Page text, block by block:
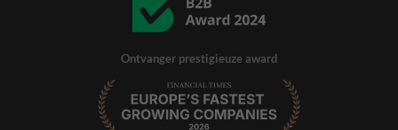
Ontvanger prestigieuze award